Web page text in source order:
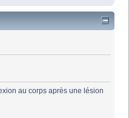
au corps après une lésion